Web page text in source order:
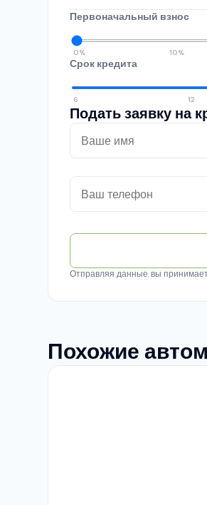
Первоначальный взнос
0% 10%
Срок кредита
6 12
Подать заявку на
Отправляя данные, вы
Похожие